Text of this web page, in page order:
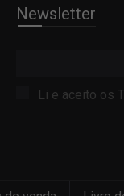
Newsletter
Li e aceito os